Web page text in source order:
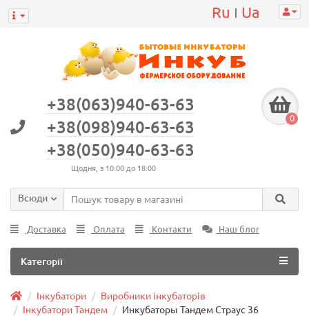
Ru | Ua
+38(063)940-63-63
+38(098)940-63-63
+38(050)940-63-63
Щодня, з 10:00 до 18:00
0
Всюди
Доставка Оплата Контакти Наш блог
Категорії
Інкубатори
Виробники інкубаторів
Інкубатори Тандем
Инкубаторы Тандем Страус 36